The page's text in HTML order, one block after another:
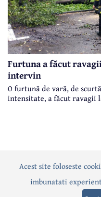
Furtuna a făcut
intervin
O furtună de vară, de
intensitate, a făcut ravagii
ActualitatePolitică
Editorial
Acest site foloseste
imbunatati